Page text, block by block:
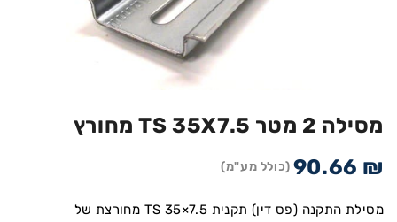
מסילה 2 מטר TS 35X7.5 מחורץ
90.66 ₪ (כולל מע"מ)
מסילת התקנה (פס דין) תקנית TS 35×7.5 מחורצת של